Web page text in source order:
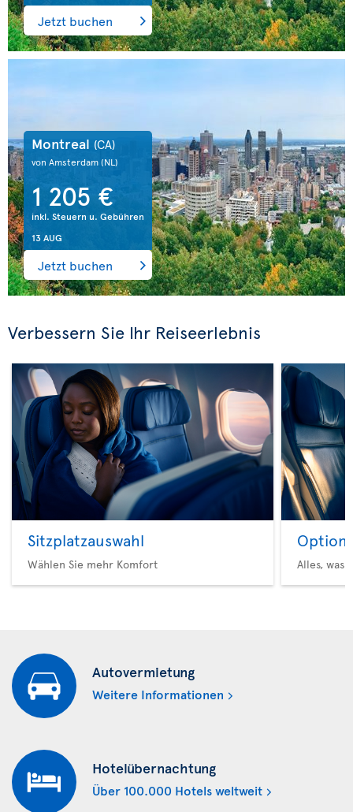
Jetzt buchen
Montreal (CA)
von Amsterdam(NL)
1 205 €
inkl. Steuern u. Gebühren
13 AUG
Jetzt buchen
Verbessern Sie Ihr Reiseerlebnis
Sitzplatzauswahl
Wählen Sie mehr Komfort
Option
Alles, was
Autovermietung
Weitere Informationen
Hotelübernachtung
Über 100.000 Hotels weltweit